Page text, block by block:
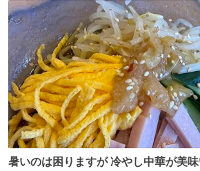
ト
数
数
暑いのは困りますが 冷やし中華が美